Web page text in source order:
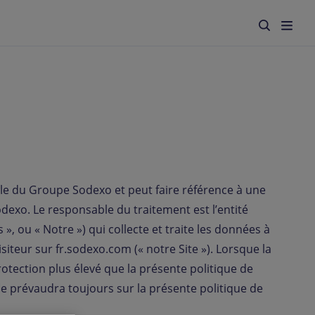
du Groupe Sodexo et peut faire référence à une
Le responsable du traitement est l’entité
», ou « Notre ») qui collecte et traite les données à
sur fr.sodexo.com (« notre Site »). Lorsque la
plus élevé que la présente politique de
prévaudra toujours sur la présente politique de